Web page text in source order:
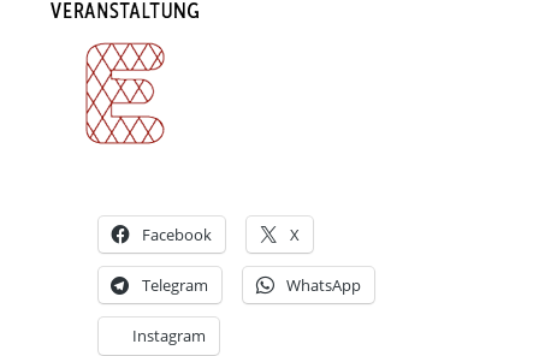
Facebook X
Telegram WhatsApp
Instagram